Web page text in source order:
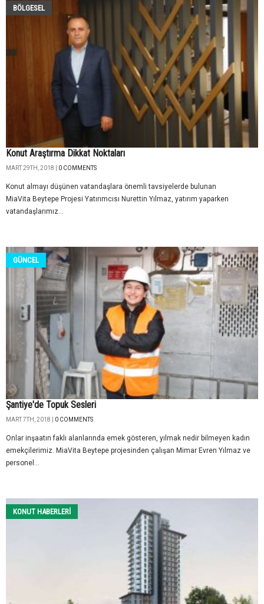
BÖLGESEL
Konut Araştırma Dikkat Noktaları
MART 29TH, 2018 | 0 COMMENTS
Konut almayı düşünen vatandaşlara önemli tavsiyelerde bulunan
MiaVita Beytepe Projesi Yatırımcısı Nurettin Yılmaz, yatırım yaparken
vatandaşlarımız...
GÜNCEL
Şantiye'de Topuk Sesleri
MART 7TH, 2018 | 0 COMMENTS
Onlar inşaatın faklı alanlarında emek gösteren, yılmak nedir bilmeyen kadın
emekçilerimiz. MiaVita Beytepe projesinden çalışan Mimar Evren Yılmaz ve
personel...
KONUT HABERLERI